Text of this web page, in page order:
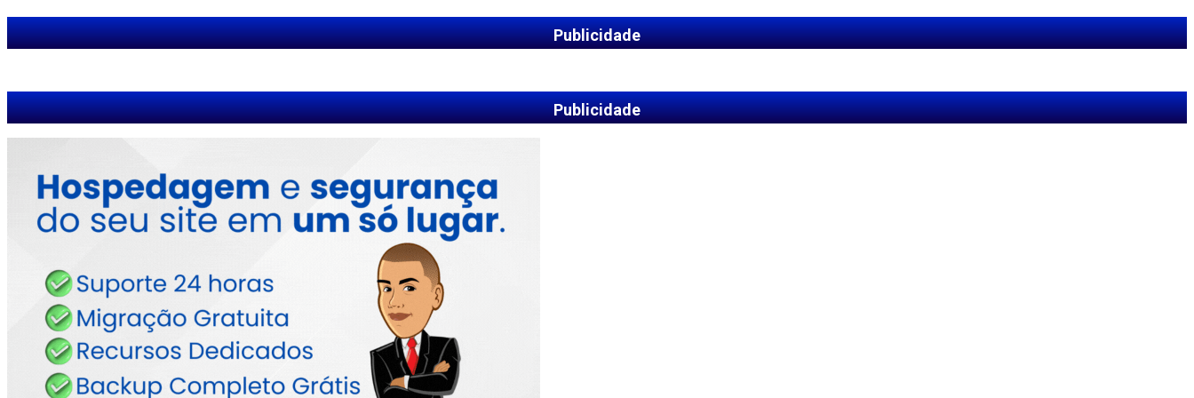
Publicidade
Publicidade